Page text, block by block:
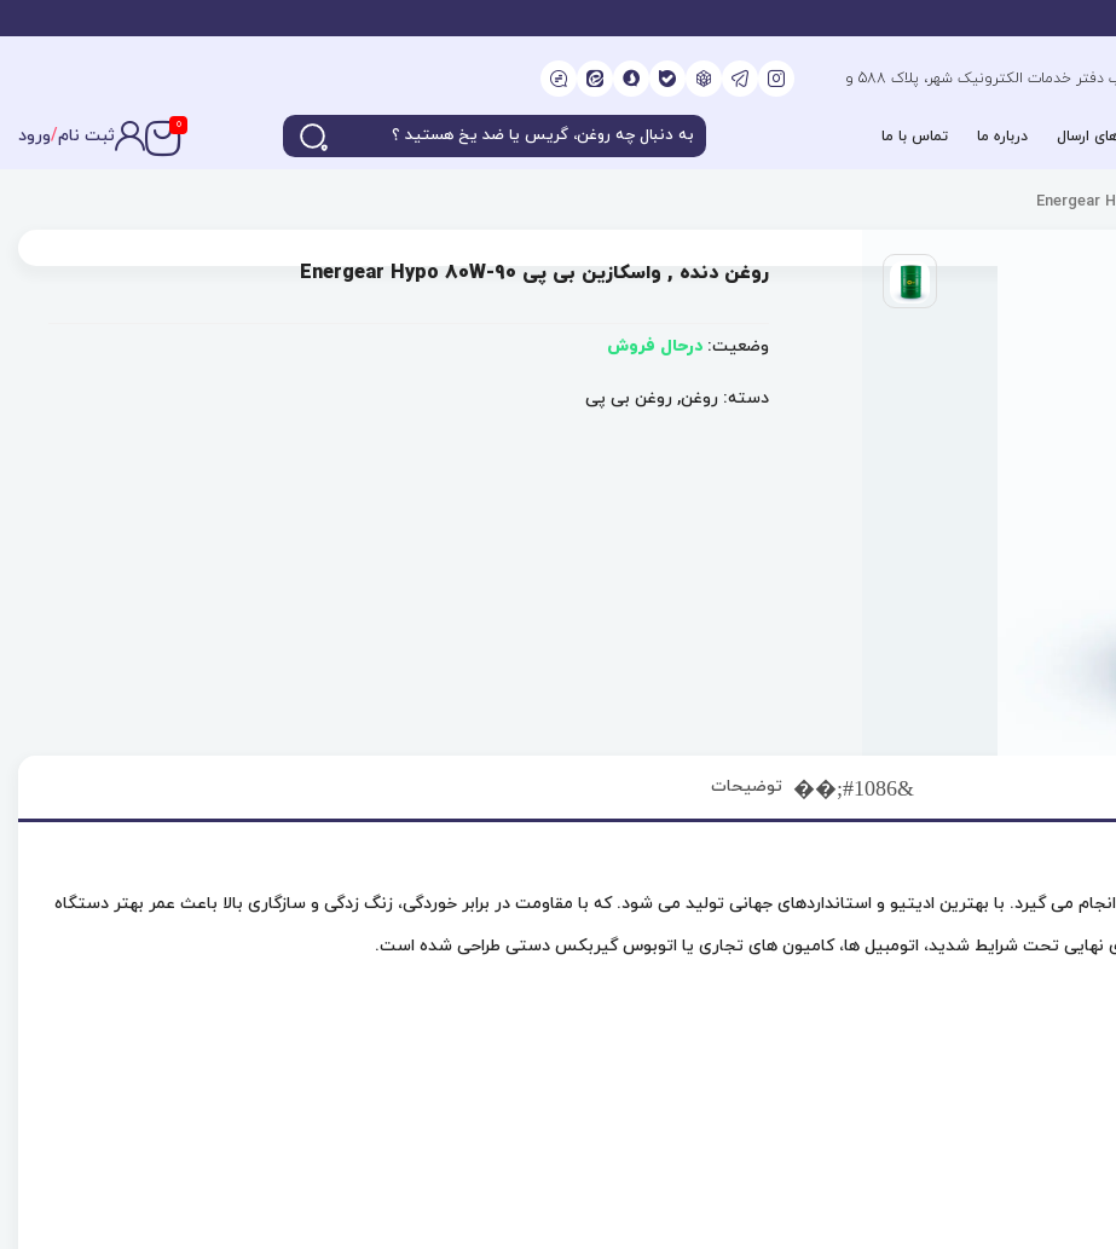
کیلومتر 6 بزرگراه فتح جنوب، جنب دفتر خدمات الکترونیک شهر، پلاک 588 و
ارسال درباره ما تماس با ما
0 ثبت نام/ورود
روغن دنده , واسکازین بی پی Energear Hypo 80W-90
وضعیت: درحال فروش
دسته: روغن, روغن بی پی
توضیحات
از نوع روغن دنده اتوماتیک , ATF و تولید ان از شرکت بی پی , bp انجام می گیرد. با بهترین ادیتیو و استانداردهای جهانی تولید می شود. که با مقاومت در برابر خوردگی، زنگ زدگی و سازگاری بالا باعث عمر بهتر دستگاه
نهایی تحت شرایط شدید، اتومبیل ها، کامیون های تجاری یا اتوبوس گیربکس دستی طراحی شده است.